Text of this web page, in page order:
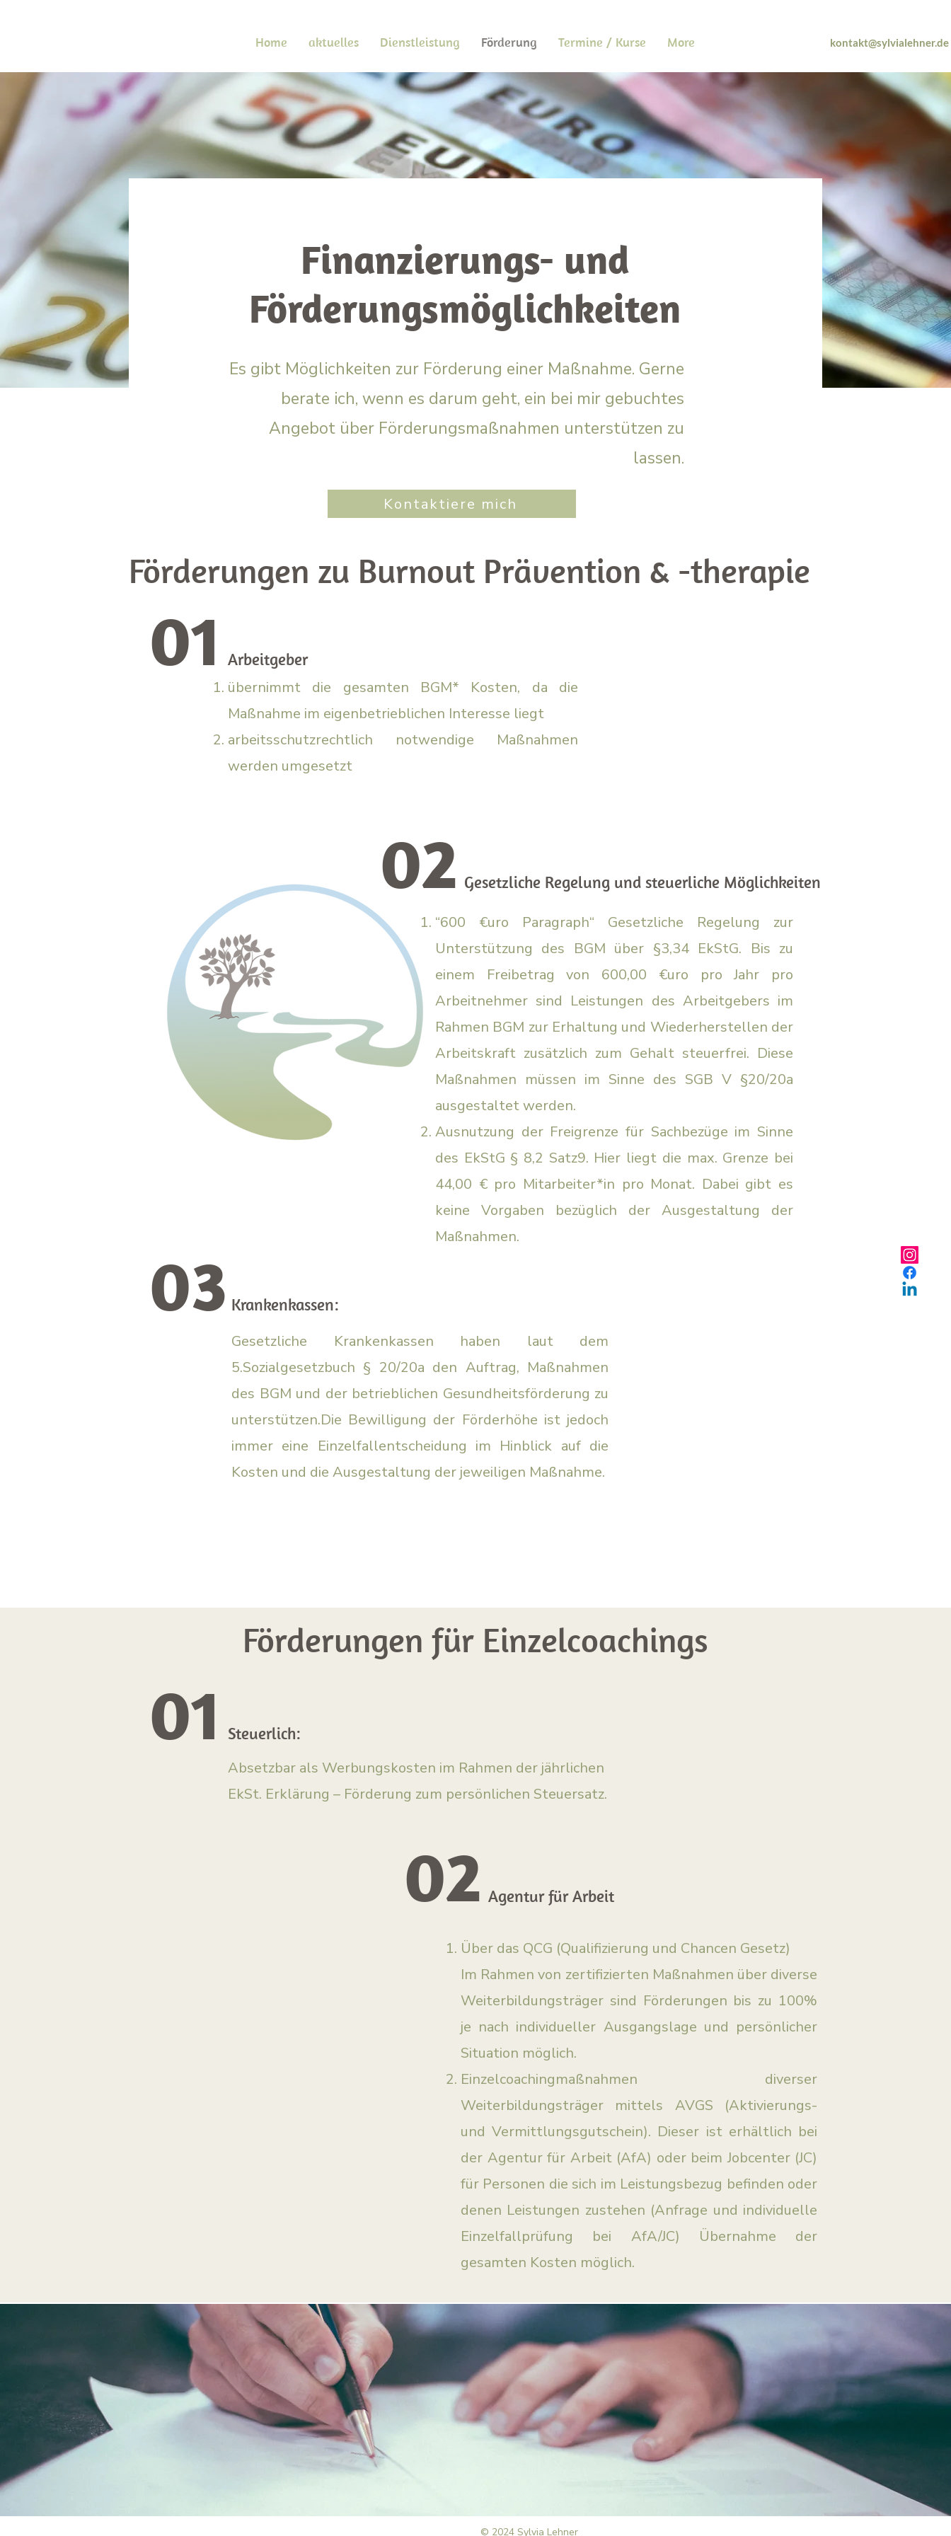
Home aktuelles Dienstleistung Förderung Termine / Kurse More kontakt@sylvialehner.de
Finanzierungs- und
Förderungsmöglichkeiten
Es gibt Möglichkeiten zur Förderung einer Maßnahme. Gerne
berate ich, wenn es darum geht, ein bei mir gebuchtes
Angebot über Förderungsmaßnahmen unterstützen zu
lassen.
Kontaktiere mich
Förderungen zu Burnout Prävention & -therapie
01 Arbeitgeber
übernimmt die gesamten BGM* Kosten, da die
Maßnahme im eigenbetrieblichen Interesse liegt
arbeitsschutzrechtlich notwendige Maßnahmen
werden umgesetzt
02 Gesetzliche Regelung und steuerliche Möglichkeiten
“600 €uro Paragraph“ Gesetzliche Regelung zur
Unterstützung des BGM über §3,34 EkStG. Bis zu
einem Freibetrag von 600,00 €uro pro Jahr pro
Arbeitnehmer sind Leistungen des Arbeitgebers im
Rahmen BGM zur Erhaltung und Wiederherstellen der
Arbeitskraft zusätzlich zum Gehalt steuerfrei. Diese
Maßnahmen müssen im Sinne des SGB V §20/20a
ausgestaltet werden.
Ausnutzung der Freigrenze für Sachbezüge im Sinne
des EkStG § 8,2 Satz9. Hier liegt die max. Grenze bei
44,00 € pro Mitarbeiter*in pro Monat. Dabei gibt es
keine Vorgaben bezüglich der Ausgestaltung der
Maßnahmen.
03 Krankenkassen:
Gesetzliche Krankenkassen haben laut dem
5.Sozialgesetzbuch § 20/20a den Auftrag, Maßnahmen
des BGM und der betrieblichen Gesundheitsförderung zu
unterstützen.Die Bewilligung der Förderhöhe ist jedoch
immer eine Einzelfallentscheidung im Hinblick auf die
Kosten und die Ausgestaltung der jeweiligen Maßnahme.
Förderungen für Einzelcoachings
01 Steuerlich:
Absetzbar als Werbungskosten im Rahmen der jährlichen
EkSt. Erklärung – Förderung zum persönlichen Steuersatz.
02 Agentur für Arbeit
Über das QCG (Qualifizierung und Chancen Gesetz)
Im Rahmen von zertifizierten Maßnahmen über diverse
Weiterbildungsträger sind Förderungen bis zu 100%
je nach individueller Ausgangslage und persönlicher
Situation möglich.
Einzelcoachingmaßnahmen diverser
Weiterbildungsträger mittels AVGS (Aktivierungs-
und Vermittlungsgutschein). Dieser ist erhältlich bei
der Agentur für Arbeit (AfA) oder beim Jobcenter (JC)
für Personen die sich im Leistungsbezug befinden oder
denen Leistungen zustehen (Anfrage und individuelle
Einzelfallprüfung bei AfA/JC) Übernahme der
gesamten Kosten möglich.
© 2024 Sylvia Lehner